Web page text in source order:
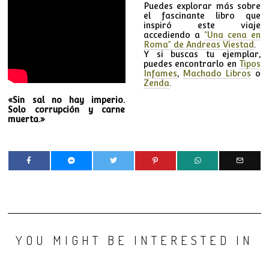
«Sin sal no hay imperio.
Solo corrupción y carne
muerta.»
Puedes explorar más sobre
el fascinante libro que
inspiró este viaje
accediendo a “Una cena en
Roma” de Andreas Viestad.
Y si buscas tu ejemplar,
puedes encontrarlo en Tipos
Infames, Machado Libros o
Zenda.
YOU MIGHT BE INTERESTED IN